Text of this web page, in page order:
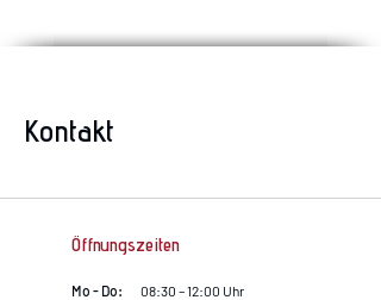
Kontakt
Öffnungszeiten
Mo - Do:
08:30 – 12:00 Uhr